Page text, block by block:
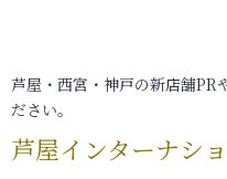
芦屋・西宮・神戸の新店舗PR
ださい。
芦屋インターナシ